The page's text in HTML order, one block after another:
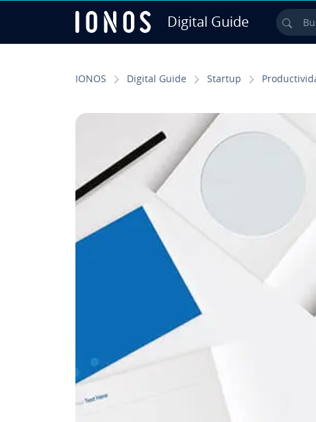
Digital Guide
IONOS Digital Guide Startup